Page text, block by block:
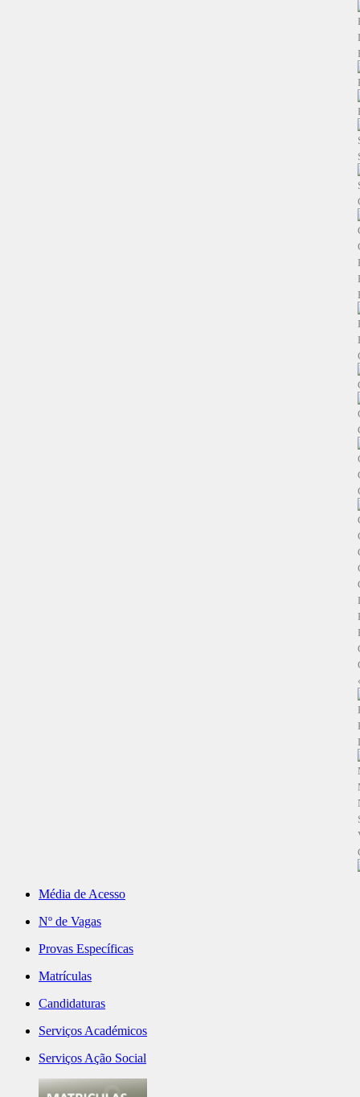
Média de Acesso
Nº de Vagas
Provas Específicas
Matrículas
Candidaturas
Serviços Académicos
Serviços Ação Social